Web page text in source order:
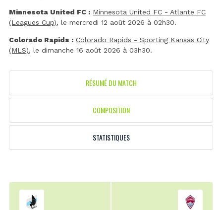
Minnesota United FC : Minnesota United FC - Atlante FC
(Leagues Cup), le mercredi 12 août 2026 à 02h30.
Colorado Rapids : Colorado Rapids - Sporting Kansas City
(MLS), le dimanche 16 août 2026 à 03h30.
RÉSUMÉ DU MATCH
COMPOSITION
STATISTIQUES